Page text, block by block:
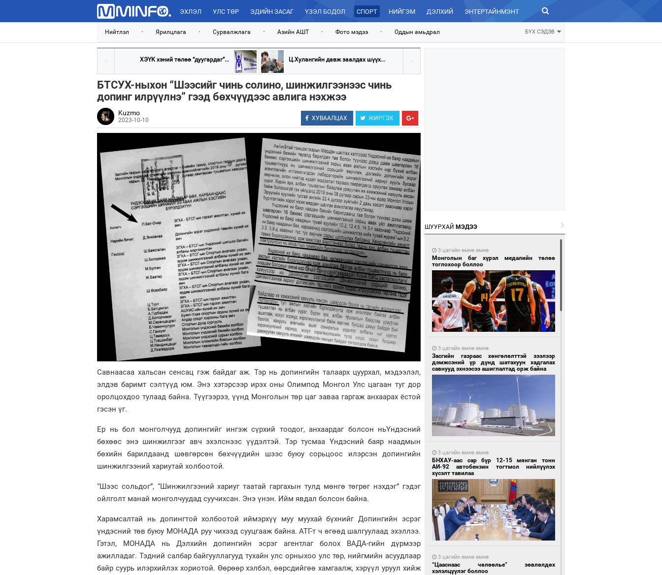
ЭХЛЭЛ УЛС ТӨР ЭДИЙН ЗАСАГ ҮЗЭЛ БОДОЛ СПОРТ НИЙГЭМ ДЭЛХИЙ ЭНТЕРТАЙНМЭНТ ЗУРХАЙ
Нийтлэл • Ярилцлага • Сурвалжлага • Азийн АШТ • Фото мэдээ • Оддын амьдрал БҮХ СЭДЭВ
ХЭҮК хэний төлөө “дуугардаг”... Ц.Хулангийн давж заалдах шүүх...
БТСУХ-ныхон “Шээсийг чинь солино, шинжилгээнээс чинь
допинг илрүүлнэ” гээд бөхчүүдээс авлига нэхжээ
Kuzmo
2023-10-10 ХУВААЛЦАХ ЖИРГЭХ
Савнаасаа хальсан сенсац гэж байдаг аж. Тэр нь допингийн талаарх цуурхал, мэдээлэл,
элдэв баримт сэлтүүд юм. Энэ хэтэрсээр ирэх оны Олимпод Монгол Улс цагаан туг дор
оролцохдоо тулаад байна. Түүгээрээ, үүнд Монголын төр цаг заваа гаргаж анхаарах ёстой
гэсэн үг.
Ер нь бол монголчууд допингийг ингэж сүрхий тоодог, анхаардаг болсон ньҮндэсний
бөхөөс энэ шинжилгээг авч эхэлснээс үүдэлтэй. Тэр тусмаа Үндэсний баяр наадмын
бөхийн барилдаанд шөвгөрсөн бөхчүүдийн шээс буюу сорьцоос илэрсэн допингийн
шинжилгээний хариутай холбоотой.
“Шээс сольдог”, “Шинжилгээний хариуг таатай гаргахын тулд мөнгө төгрөг нэхдэг” гэдэг
ойлголт манай монголчуудад суучихсан. Энэ үнэн. Ийм явдал болсон байна.
Харамсалтай нь допингтой холбоотой иймэрхүү муу муухай бүхнийг Допингийн эсрэг
үндэсний төв буюу МОНАДА руу чихээд сууцгааж байна. АТГ-т ч өгөөд шалгуулаад эхэллээ.
Гэтэл, МОНАДА нь Дэлхийн допингийн эсрэг агентлаг болох ВАДА-гийн дүрмээр
ажилладаг. Тэдний салбар байгууллагууд тухайн улс орныхоо улс төр, нийгмийн асуудлаар
байр суурь илэрхийлэх хориотой. Өөрөөр хэлбэл, өөрсдийгөө хамгаалж, хэрүүл уруул хийж
ШУУРХАЙ МЭДЭЭ
3 цагийн өмнө өмнө
Монголын баг хүрэл медалийн төлөө
тоглохоор боллоо
3 цагийн өмнө өмнө
Засгийн газраас хөнгөлөлттэй зээлээр
дэмжсэний үр дүнд шатахуун хадгалах
савнууд эхнээсээ ашиглалтад орж байна
3 цагийн өмнө өмнө
БНХАУ-аас сар бүр 12-15 мянган тонн
АИ-92 автобензин тогтмол нийлүүлэх
хүсэлт тавилаа
3 цагийн өмнө өмнө
“Цааснаас чөлөөлье” зөвлөлдөх
хэлэлцүүлэг боллоо